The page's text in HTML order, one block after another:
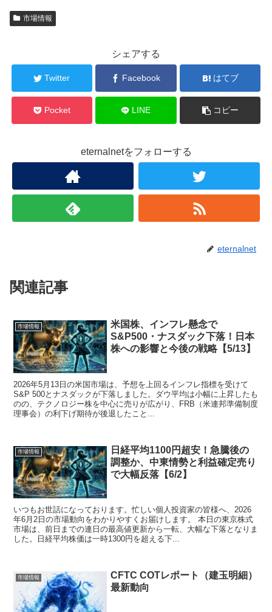
市場情報
シェアする
Twitter Facebook はてブ
Pocket LINE コピー
eternalnetをフォローする
eternalnet
関連記事
市場情報
米国株、インフレ懸念で
S&P500・ナスダック下落！日本
株への影響と今後の戦略【5/13】
2026年5月13日の米国市場は、予想を上回るインフレ指標を受けて
S&P 500とナスダックが下落しました。ダウ平均は小幅に上昇したも
のの、テクノロジー株を中心に売りが広がり、FRB（米連邦準備制度
理事会）の利下げ期待が後退したこと...
市場情報
日経平均1100円超安！急騰後の
調整か、中東情勢と利益確定売り
で大幅反落【6/2】
いつもお世話になっております。忙しい個人投資家の皆様へ、2026
年6月2日の市場動向をわかりやすくお届けします。 本日の東京株式
市場は、前日までの連日の最高値更新から一転、大幅な下落となりま
した。日経平均株価は一時1300円を超える下...
市場情報
CFTC COTレポート（建玉明細）
最新動向